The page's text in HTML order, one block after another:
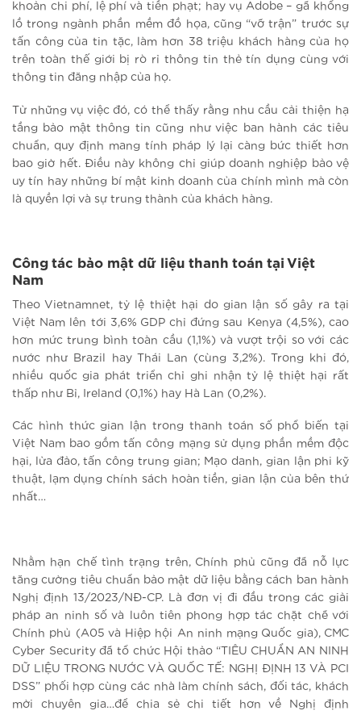
khoản chi phí, lệ phí và tiền phạt; hay vụ Adobe – gã khổng
lồ trong ngành phần mềm đồ họa, cũng “vỡ trận” trước sự
tấn công của tin tặc, làm hơn 38 triệu khách hàng của họ
trên toàn thế giới bị rò rỉ thông tin thẻ tín dụng cùng với
thông tin đăng nhập của họ.
Từ những vụ việc đó, có thể thấy rằng nhu cầu cải thiện hạ
tầng bảo mật thông tin cũng như việc ban hành các tiêu
chuẩn, quy định mang tính pháp lý lại càng bức thiết hơn
bao giờ hết. Điều này không chỉ giúp doanh nghiệp bảo vệ
uy tín hay những bí mật kinh doanh của chính mình mà còn
là quyền lợi và sự trung thành của khách hàng.
Công tác bảo mật dữ liệu thanh toán tại Việt
Nam
Theo Vietnamnet, tỷ lệ thiệt hại do gian lận số gây ra tại
Việt Nam lên tới 3,6% GDP chỉ đứng sau Kenya (4,5%), cao
hơn mức trung bình toàn cầu (1,1%) và vượt trội so với các
nước như Brazil hay Thái Lan (cùng 3,2%). Trong khi đó,
nhiều quốc gia phát triển chỉ ghi nhận tỷ lệ thiệt hại rất
thấp như Bỉ, Ireland (0,1%) hay Hà Lan (0,2%).
Các hình thức gian lận trong thanh toán số phổ biến tại
Việt Nam bao gồm tấn công mạng sử dụng phần mềm độc
hại, lừa đảo, tấn công trung gian; Mạo danh, gian lận phi kỹ
thuật, lạm dụng chính sách hoàn tiền, gian lận của bên thứ
nhất…
Nhằm hạn chế tình trạng trên, Chính phủ cũng đã nỗ lực
tăng cường tiêu chuẩn bảo mật dữ liệu bằng cách ban hành
Nghị định 13/2023/NĐ-CP. Là đơn vị đi đầu trong các giải
pháp an ninh số và luôn tiên phong hợp tác chặt chẽ với
Chính phủ (A05 và Hiệp hội An ninh mạng Quốc gia), CMC
Cyber Security đã tổ chức Hội thảo “TIÊU CHUẨN AN NINH
DỮ LIỆU TRONG NƯỚC VÀ QUỐC TẾ: NGHỊ ĐỊNH 13 VÀ PCI
DSS” phối hợp cùng các nhà làm chính sách, đối tác, khách
mời chuyên gia…để chia sẻ chi tiết hơn về Nghị định